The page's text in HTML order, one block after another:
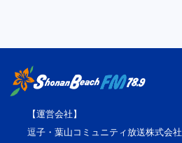
【運営会社】
逗子・葉山コミュニティ放送株式会社